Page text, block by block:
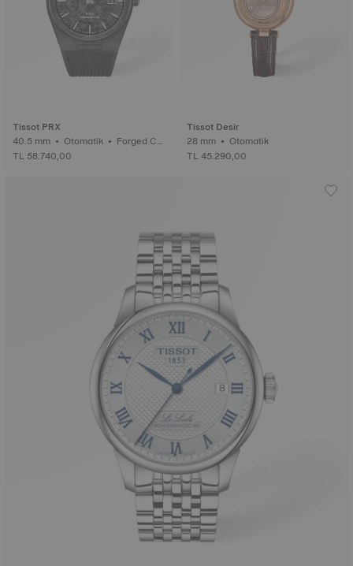
Tissot PRX
40.5 mm • Otomatik • Forged Car
bon
TL 58.740,00
Tissot Desir
28 mm • Otomatik
TL 45.290,00